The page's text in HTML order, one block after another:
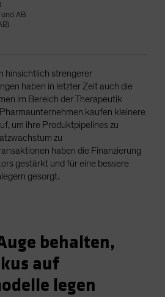
AB
hinsichtlich strengerer
haben in letzter Zeit auch die
im Bereich der Therapeutik
kaufen kleinere
um ihre Produktpipelines zu
zu
haben die Finanzierung
gestärkt und für eine bessere
gesorgt.
behalten,
auf
legen